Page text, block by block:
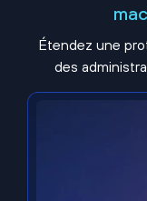
Étendez une
des